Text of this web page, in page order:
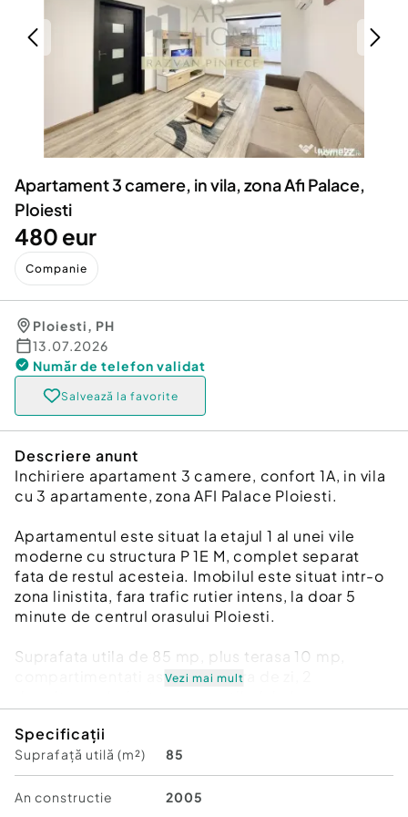
Servicii
Animale de companie
Afaceri și echipamente profesionale
Inchiriere Bunuri si Vehicule
Utilaje agricole si industriale
Piese auto si accesorii
Dacia Duster
Apartament 3 camere, in vila, zona Afi Palace,
Ploiesti
480 eur
Companie
Ploiesti, PH
13.07.2026
Număr de telefon validat
Salvează la favorite
Descriere anunt
Inchiriere apartament 3 camere, confort 1A, in vila
cu 3 apartamente, zona AFI Palace Ploiesti.
Apartamentul este situat la etajul 1 al unei vile
moderne cu structura P 1E M, complet separat
fata de restul acesteia. Imobilul este situat intr-o
zona linistita, fara trafic rutier intens, la doar 5
minute de centrul orasului Ploiesti.
Suprafata utila de 85 mp, plus terasa 10 mp,
compartimentati astfel: camera de zi, 2
si dispune de urmatoarele finisaje si imbunatatiri:
gresie, faianta, parchet trafic greu, usi interior
MDF, tamplarie PVC cu geam termopan, vopsea
lavabila.
Vezi mai mult
Specificații
Suprafață utilă (m²) 85
An constructie 2005